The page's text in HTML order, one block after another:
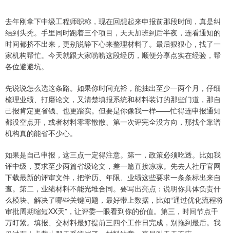
去年刚拿下中级工程师职称，现在回想起来申报前那段时间，真是纠
结到头秃。手里同时跑着三个项目，天天加班到后半夜，连看通知的
时间都挤不出来，更别说静下心来整理材料了。最后狠狠心，找了一
家机构帮忙。今天就跟大家唠唠这段经历，顺便分享点实在经验，帮
各位避避坑。
先说说怎么选这条路。如果你时间充裕，能抽出至少一两个月，仔细
梳理业绩、打磨论文，又清楚填报系统和材料装订的那些门道，那自
己报肯定更省钱、也更踏实。但要是你像我一样——忙得连申报通知
都没空点开，或者材料零零散散、第一次评完全没方向，那找个靠谱
机构真的能省不少心。
如果是自己申报，这三点一定得注意。第一，政策必须吃透。比如我
评中级，要求至少两篇省级论文，差一篇直接凉凉。先去人社厅官网
下载最新的评审文件，把学历、年限、业绩这些要求一条条标出来自
查。第二，业绩材料不能光堆合同。要写出亮点：说明你具体负责什
么模块、解决了哪些关键问题，最好带上数据，比如“通过优化流程将
审批周期缩短XX天”，让评委一眼看到你的价值。第三，时间节点千
万盯紧。填报、交材料最好提前三四个工作日完成，别拖到最后。我